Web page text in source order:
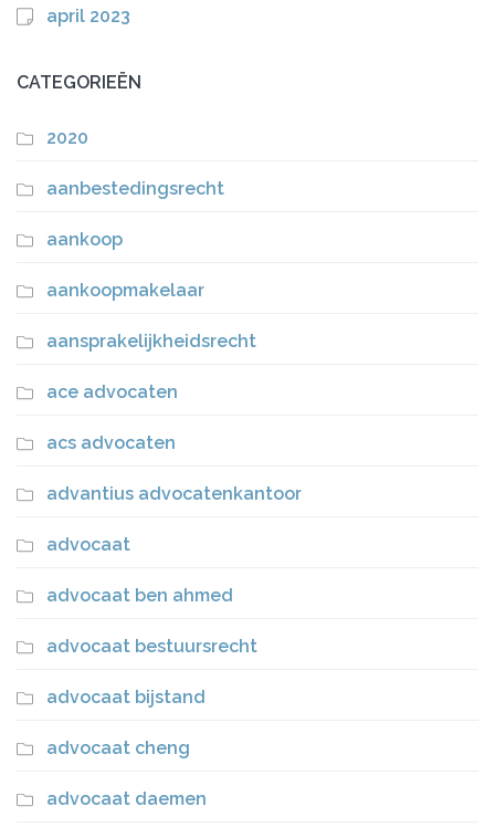
april 2023
CATEGORIEËN
2020
aanbestedingsrecht
aankoop
aankoopmakelaar
aansprakelijkheidsrecht
ace advocaten
acs advocaten
advantius advocatenkantoor
advocaat
advocaat ben ahmed
advocaat bestuursrecht
advocaat bijstand
advocaat cheng
advocaat daemen